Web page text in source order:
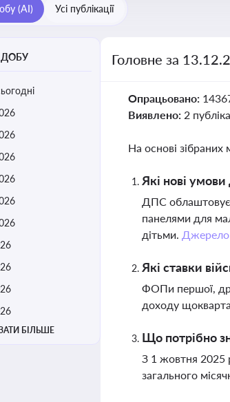
(AI) Усі публікації
ДОБУ
БІЛЬШЕ
Головне за
Опрацьовано:
Виявлено: 2
На основі зібраних
Які нові
ДПС облаштовує
панелями для
дітьми. Джерело
Які ставки
ФОПи першої,
доходу
Що потрібно
З 1 жовтня 2025
загального